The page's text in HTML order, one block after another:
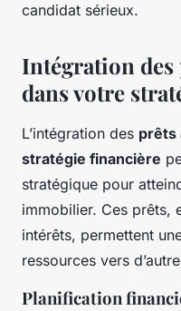
candidat sérieux.
Intégration des
dans votre
L’intégration des prêts
stratégie financière
stratégique pour
immobilier. Ces prêts,
intérêts, permettent
ressources vers
Planification